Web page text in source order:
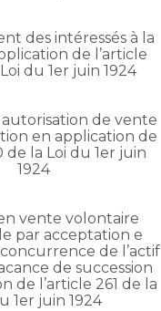
des intéressés à la
de l’article
du 1er juin 1924
de vente
en application de
de la Loi du 1er juin
1924
vente volontaire
par acceptation e
de l’actif
de succession
de l’article 261 de la
1er juin 1924